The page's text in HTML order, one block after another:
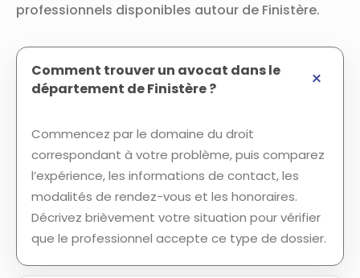
professionnels disponibles autour de Finistère.
Comment trouver un avocat dans le
département de Finistère ?
Commencez par le domaine du droit
correspondant à votre problème, puis comparez
l’expérience, les informations de contact, les
modalités de rendez-vous et les honoraires.
Décrivez brièvement votre situation pour vérifier
que le professionnel accepte ce type de dossier.